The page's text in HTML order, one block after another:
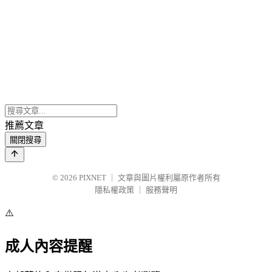
推薦文章
關閉搜尋
© 2026 PIXNET
文章與圖片權利屬原作者所有
隱私權政策
服務聲明
⚠️
成人內容提醒